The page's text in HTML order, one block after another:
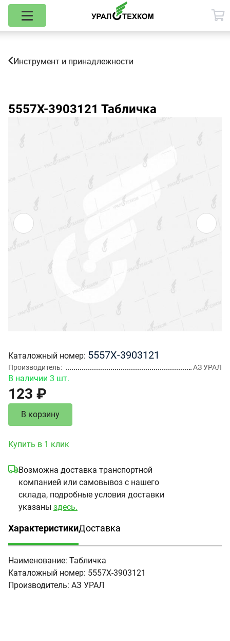
Инструмент и принадлежности
5557Х-3903121 Табличка
Каталожный номер 5557Х-3903121
Производитель АЗ УРАЛ
В наличии 3 шт.
123 ₽
В корзину
Купить в 1 клик
Возможна доставка транспортной
компанией или самовывоз с нашего
склада, подробные условия доставки
указаны здесь.
Характеристики
(активная вкладка)
Доставка
Наименование: Табличка
Каталожный номер: 5557Х-3903121
Производитель: АЗ УРАЛ